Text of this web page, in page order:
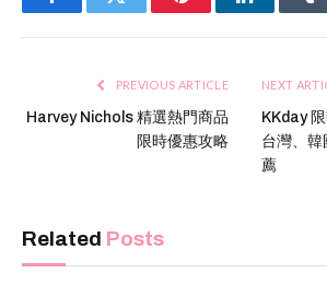
FacebookTwitter PinterestLinkedIn
PREVIOUS ARTICLE
Harvey Nichols 精選熱門商品
限時優惠攻略
NEXT
KKday
台灣、韓
薦
Related Posts